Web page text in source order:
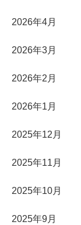
2026年4月
2026年3月
2026年2月
2026年1月
2025年12月
2025年11月
2025年10月
2025年9月